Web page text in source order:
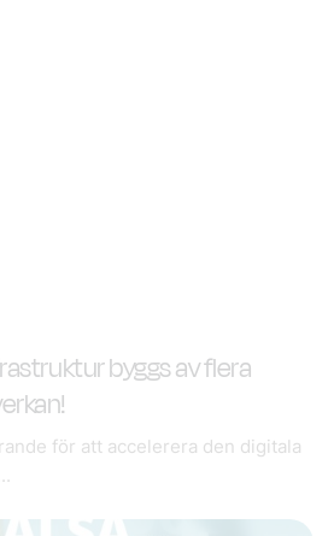
byggs av flera
för att accelerera den digitala